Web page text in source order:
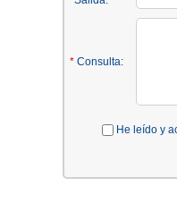
* Consulta:
He leído y